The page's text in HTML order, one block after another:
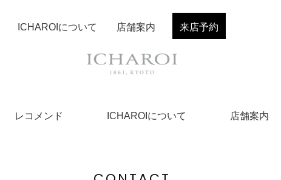
レコメンド ICHAROIについて 店舗案内
ICHAROIについて 店舗案内 来店予約